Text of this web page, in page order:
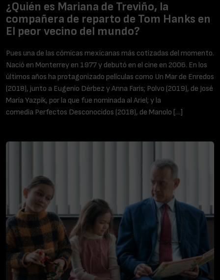
¿Quién es Mariana de Treviño, la
compañera de reparto de Tom Hanks en
El peor vecino del mundo?
Pues una de las cómicas mexicanas más cotizadas del momento.
Nació en Monterrey en 1977 y debutó en el cine en 2006. En los
últimos años ha protagonizado películas como Un Mar de Enredos
(2018), junto a Eugenio Dérbez y Anna Faris; Polvo (2019), de José
María Yazpik, por la que fue nominada al Ariel; y la
comedia Perfectos Desconocidos (2018), de Manolo […]